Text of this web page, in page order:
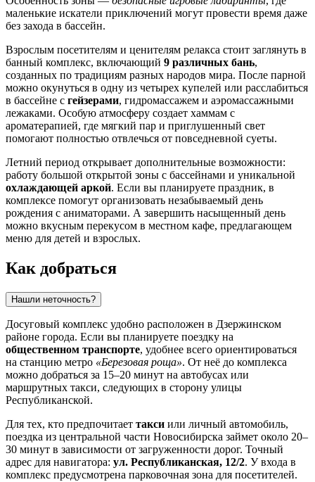
маленькие искатели приключений могут провести время даже
без захода в бассейн.
Взрослым посетителям и ценителям релакса стоит заглянуть в
банный комплекс, включающий 9 различных бань,
созданных по традициям разных народов мира. После парной
можно окунуться в одну из четырех купелей или расслабиться
в бассейне с гейзерами, гидромассажем и аэромассажными
лежаками. Особую атмосферу создает хаммам с
ароматерапией, где мягкий пар и приглушенный свет
помогают полностью отвлечься от повседневной суеты.
Летний период открывает дополнительные возможности:
работу большой открытой зоны с бассейнами и уникальной
охлаждающей аркой. Если вы планируете праздник, в
комплексе помогут организовать незабываемый день
рождения с аниматорами. А завершить насыщенный день
можно вкусным перекусом в местном кафе, предлагающем
меню для детей и взрослых.
Как добраться
Нашли неточность?
Досуговый комплекс удобно расположен в Дзержинском
районе города. Если вы планируете поездку на
общественном транспорте, удобнее всего ориентироваться
на станцию метро «Березовая роща». От неё до комплекса
можно добраться за 15–20 минут на автобусах или
маршрутных такси, следующих в сторону улицы
Республиканской.
Для тех, кто предпочитает такси или личный автомобиль,
поездка из центральной части Новосибирска займет около 20–
30 минут в зависимости от загруженности дорог. Точный
адрес для навигатора: ул. Республиканская, 12/2. У входа в
комплекс предусмотрена парковочная зона для посетителей.